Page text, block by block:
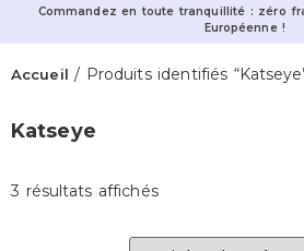
Commandez en toute tranquillité : zéro
Européenne !
Accueil / Produits identifiés
Katseye
3 résultats affichés